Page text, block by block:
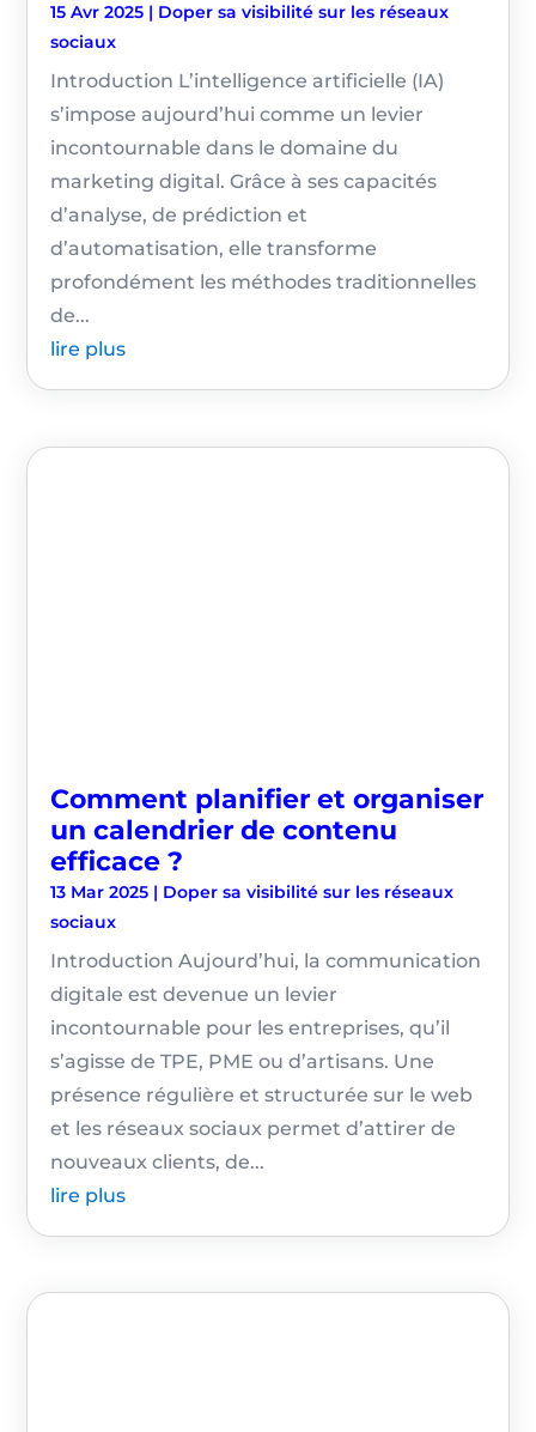
15 Avr 2025 | Doper sa visibilité sur les réseaux
sociaux
Introduction L’intelligence artificielle (IA)
s’impose aujourd’hui comme un levier
incontournable dans le domaine du
marketing digital. Grâce à ses capacités
d’analyse, de prédiction et
d’automatisation, elle transforme
profondément les méthodes traditionnelles
de...
lire plus
Comment planifier et organiser
un calendrier de contenu
efficace ?
13 Mar 2025 | Doper sa visibilité sur les réseaux
sociaux
Introduction Aujourd’hui, la communication
digitale est devenue un levier
incontournable pour les entreprises, qu’il
s’agisse de TPE, PME ou d’artisans. Une
présence régulière et structurée sur le web
et les réseaux sociaux permet d’attirer de
nouveaux clients, de...
lire plus